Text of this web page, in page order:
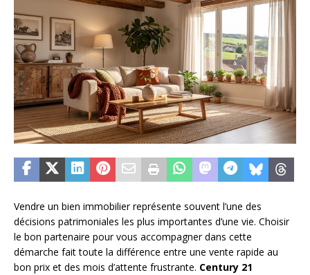
Vendre un bien immobilier représente souvent l’une des
décisions patrimoniales les plus importantes d’une vie. Choisir
le bon partenaire pour vous accompagner dans cette
démarche fait toute la différence entre une vente rapide au
bon prix et des mois d’attente frustrante. Century 21